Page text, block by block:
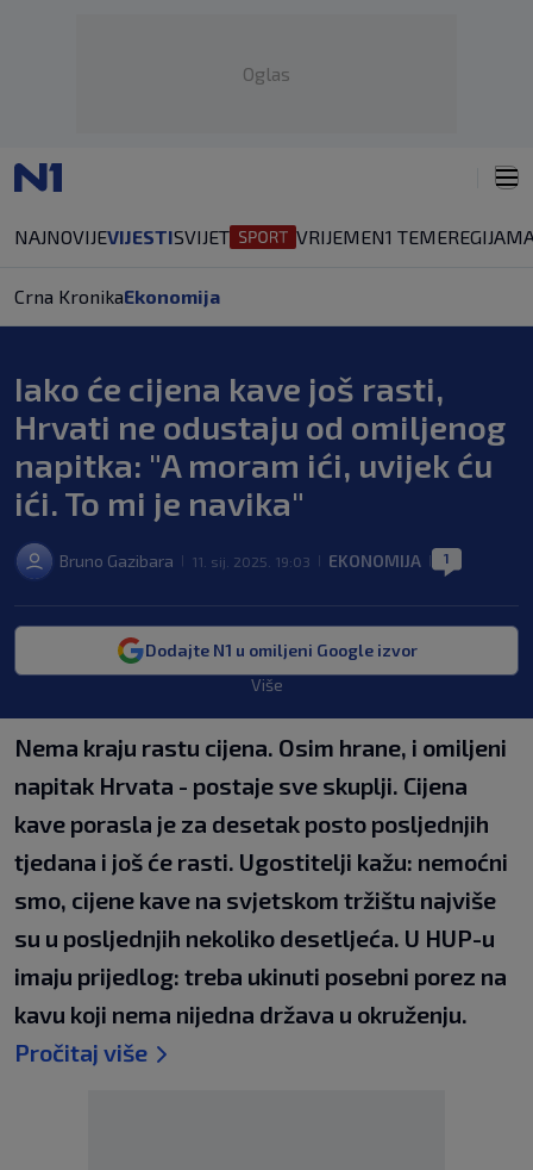
Oglas
NAJNOVIJEVIJESTISVIJET VRIJEMEN1 TEMEREGIJA
Crna KronikaEkonomija
Iako će cijena kave još rasti,
Hrvati ne odustaju od omiljenog
napitka: "A moram ići, uvijek ću
ići. To mi je navika"
Bruno Gazibara 11. sij. 2025. 19:03 EKONOMIJA 1
Dodajte N1 u omiljeni Google izvor
Više
Nema kraju rastu cijena. Osim hrane, i omiljeni
napitak Hrvata - postaje sve skuplji. Cijena
kave porasla je za desetak posto posljednjih
tjedana i još će rasti. Ugostitelji kažu: nemoćni
smo, cijene kave na svjetskom tržištu najviše
su u posljednjih nekoliko desetljeća. U HUP-u
imaju prijedlog: treba ukinuti posebni porez na
kavu koji nema nijedna država u okruženju.
Pročitaj više